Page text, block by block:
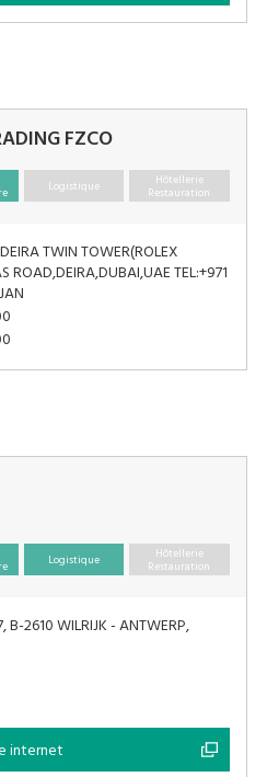
FZCO
Logistique Hôtellerie
Restauration
TWIN TOWER(ROLEX
ROAD,DEIRA,DUBAI,UAE TEL:+971
Logistique Hôtellerie
Restauration
B-2610 WILRIJK - ANTWERP,
internet